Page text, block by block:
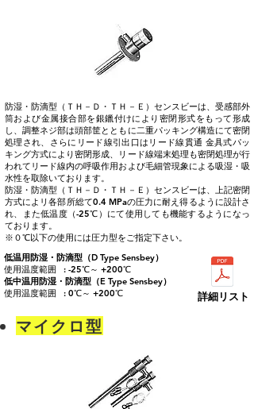
防湿・防滴型（ＴＨ－Ｄ・ＴＨ－Ｅ）センスビーは、受感部外
筒および金属接合部を銀鑞付けにより密閉形式をもって形成
し、調整ネジ部は頭部筐とともに二重パッキング構造にて密閉
処理され、さらにリード線引出口はリード線貫通 金具式パッ
キング方式により密閉形成、リード線端末処理も密閉処理が行
われてリード線内の呼吸作用および毛細管現象による吸湿・吸
水性を取除いております。
防湿・防滴型（ＴＨ－Ｄ・ＴＨ－Ｅ）センスビーは、上記密閉
方式によリ各部所総て0.4 MPaの圧力に耐え得るように設計さ
れ、また低温度（-25℃）にて使用しても機能するようになっ
ております。
※０℃以下の使用には圧力型をご指定下さい。
低温用防湿・防滴型（D Type Sensbey）
使用温度範囲 : -25℃～ +200℃
低中温用防湿・防滴型（E Type Sensbey）
使用温度範囲 : 0℃～ +200℃
詳細リスト
マイクロ型